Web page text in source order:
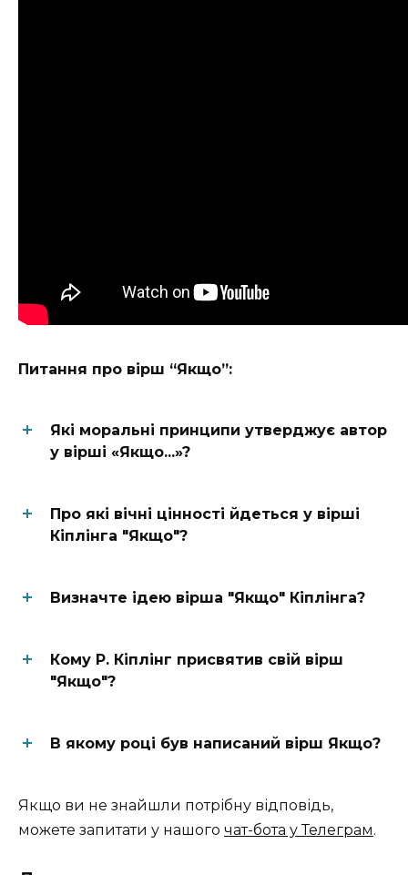
Питання про вірш “Якщо”:
Які моральні принципи утверджує автор
у вірші «Якщо...»?
Про які вічні цінності йдеться у вірші
Кіплінга "Якщо"?
Визначте ідею вірша "Якщо" Кіплінга?
Кому Р. Кіплінг присвятив свій вірш
"Якщо"?
В якому році був написаний вірш Якщо?
Якщо ви не знайшли потрібну відповідь,
можете запитати у нашого чат-бота у Телеграм.